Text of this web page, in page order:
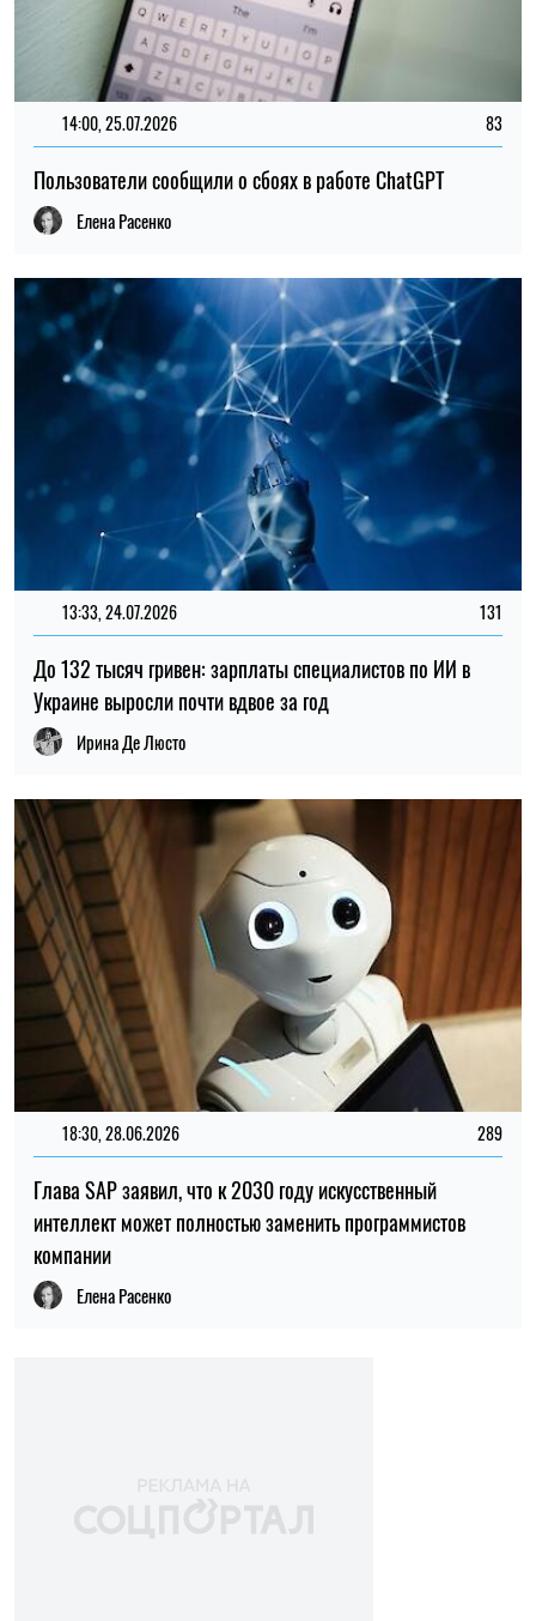
ИСКУССТВЕННЫЙ ИНТЕЛЛЕКТ
МАРЬЯ ГРИНЕВИЧ
Пишет про культуруна SOCPORTAL.INFO
Марья Гриневич, проектная менеджерка,
журналистка, соавторка Путеводителя
Культовая топография Среднего
Приднепровья.